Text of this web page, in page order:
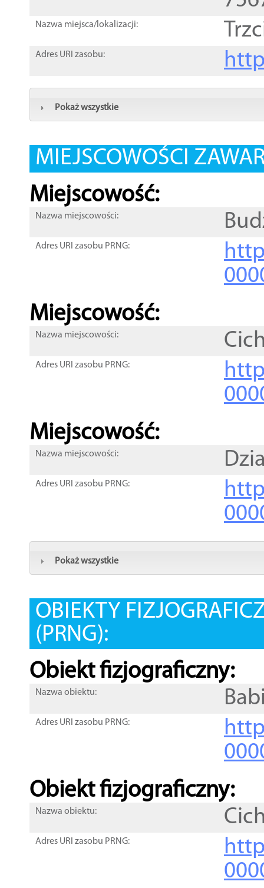
Nazwa miejsca/lokalizacji:
Adres URI zasobu:
Pokaż wszystkie
MIEJSCOWOŚCI
Miejscowość:
Nazwa miejscowości:
Adres URI zasobu PRNG:
Miejscowość:
Nazwa miejscowości:
Adres URI zasobu PRNG:
Miejscowość:
Nazwa miejscowości:
Adres URI zasobu PRNG:
Pokaż wszystkie
OBIEKTY
(PRNG):
Obiekt fizjograficzny:
Nazwa obiektu:
Adres URI zasobu PRNG:
Obiekt fizjograficzny:
Nazwa obiektu:
Adres URI zasobu PRNG: